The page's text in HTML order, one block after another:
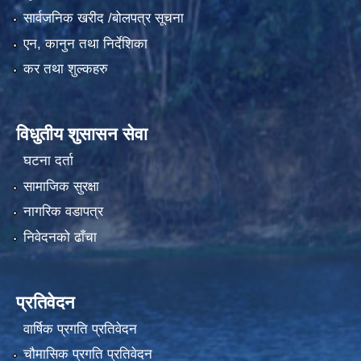
सार्वजनिक खरीद /बोलपत्र सूचना
एन, कानुन तथा निर्देशिका
कर तथा शुल्कहरु
विधुतीय शुसासन सेवा
घटना दर्ता
सामाजिक सुरक्षा
नागरिक वडापत्र
निवेदनको ढाँचा
प्रतिवेदन
वार्षिक प्रगति प्रतिवेदन
चौमासिक प्रगति प्रतिवेदन